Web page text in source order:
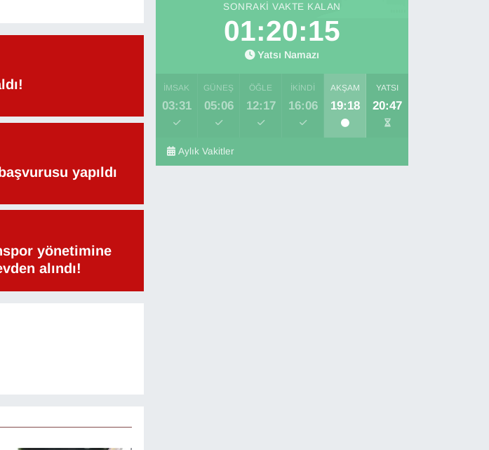
yapıldı
yönetimine
alındı!
SONRAKI VAKTE KALAN
01:20:14
Yatsı Namazı
İMSAK
03:31
GÜNEŞ
05:06
ÖĞLE
12:17
İKINDI
16:06
AKŞAM
19:18
YATSI
20:47
Aylık Vakitler